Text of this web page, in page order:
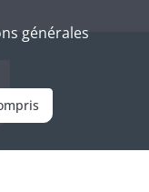
générales